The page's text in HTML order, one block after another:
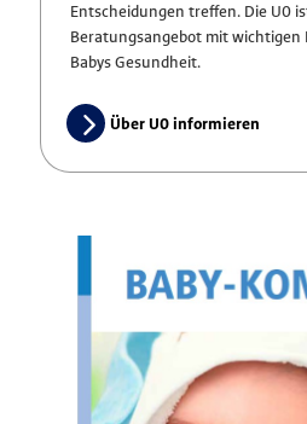
Entscheidungen treffen. Die U0
Beratungsangebot mit
Babys Gesundheit.
Über U0 informieren